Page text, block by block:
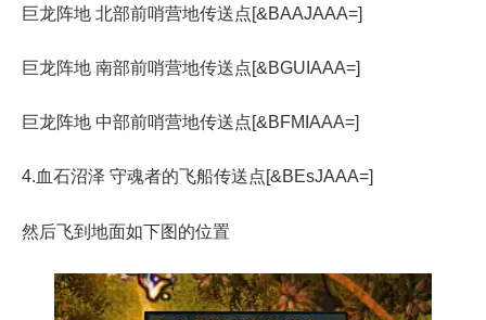
巨龙阵地 北部前哨营地传送点[&BAAJAAA=]
巨龙阵地 南部前哨营地传送点[&BGUIAAA=]
巨龙阵地 中部前哨营地传送点[&BFMIAAA=]
4.血石沼泽 守魂者的飞船传送点[&BEsJAAA=]
然后飞到地面如下图的位置